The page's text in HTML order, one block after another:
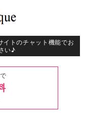
イトのチャット機能でお
い♪